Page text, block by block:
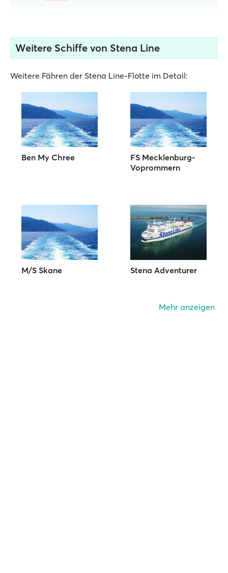
Weitere Schiffe von Stena Line
Weitere Fähren der Stena Line-Flotte im Detail:
Ben My Chree
FS Mecklenburg-
Voprommern
M/S Skane Stena Adventurer
Mehr anzeigen